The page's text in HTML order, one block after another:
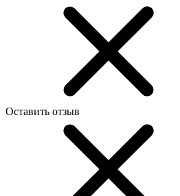
Оставить отзыв